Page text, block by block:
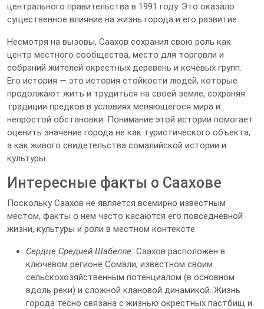
центрального правительства в 1991 году. Это оказало
существенное влияние на жизнь города и его развитие.
Несмотря на вызовы, Саахов сохранил свою роль как
центр местного сообщества, место для торговли и
собраний жителей окрестных деревень и кочевых групп.
Его история — это история стойкости людей, которые
продолжают жить и трудиться на своей земле, сохраняя
традиции предков в условиях меняющегося мира и
непростой обстановки. Понимание этой истории помогает
оценить значение города не как туристического объекта,
а как живого свидетельства сомалийской истории и
культуры.
Интересные факты о Саахове
Поскольку Саахов не является всемирно известным
местом, факты о нем часто касаются его повседневной
жизни, культуры и роли в местном контексте.
Сердце Средней Шабелле: Саахов расположен в
ключевом регионе Сомали, известном своим
сельскохозяйственным потенциалом (в основном
вдоль реки) и сложной клановой динамикой. Жизнь
города тесно связана с жизнью окрестных пастбищ и